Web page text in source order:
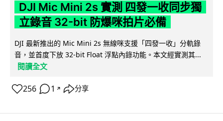
DJI Mic Mini 2s 實測 四發一收同步獨
立錄音 32-bit 防爆咪拍片必備
DJI 最新推出的 Mic Mini 2s 無線咪支援「四發一收」分軌錄
音，並首度下放 32-bit Float 浮點內錄功能。本文經實測其...
閱讀全文
256 1 ↗ 分享